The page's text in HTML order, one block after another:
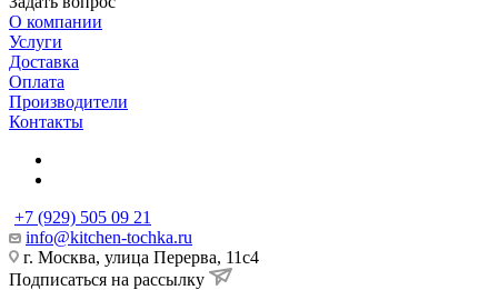
О компании
Услуги
Доставка
Оплата
Производители
Контакты
+7 (929) 505 09 21
info@kitchen-tochka.ru
г. Москва, улица Перерва, 11с4
Подписаться на рассылку